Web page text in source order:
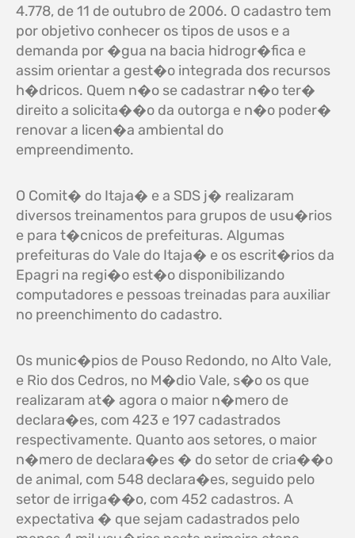
4.778, de 11 de outubro de 2006. O cadastro tem
por objetivo conhecer os tipos de usos e a
demanda por �gua na bacia hidrogr�fica e
assim orientar a gest�o integrada dos recursos
h�dricos. Quem n�o se cadastrar n�o ter�
direito a solicita��o da outorga e n�o poder�
renovar a licen�a ambiental do
empreendimento.
O Comit� do Itaja� e a SDS j� realizaram
diversos treinamentos para grupos de usu�rios
e para t�cnicos de prefeituras. Algumas
prefeituras do Vale do Itaja� e os escrit�rios da
Epagri na regi�o est�o disponibilizando
computadores e pessoas treinadas para auxiliar
no preenchimento do cadastro.
Os munic�pios de Pouso Redondo, no Alto Vale,
e Rio dos Cedros, no M�dio Vale, s�o os que
realizaram at� agora o maior n�mero de
declara�es, com 423 e 197 cadastrados
respectivamente. Quanto aos setores, o maior
n�mero de declara�es � do setor de cria��o
de animal, com 548 declara�es, seguido pelo
setor de irriga��o, com 452 cadastros. A
expectativa � que sejam cadastrados pelo